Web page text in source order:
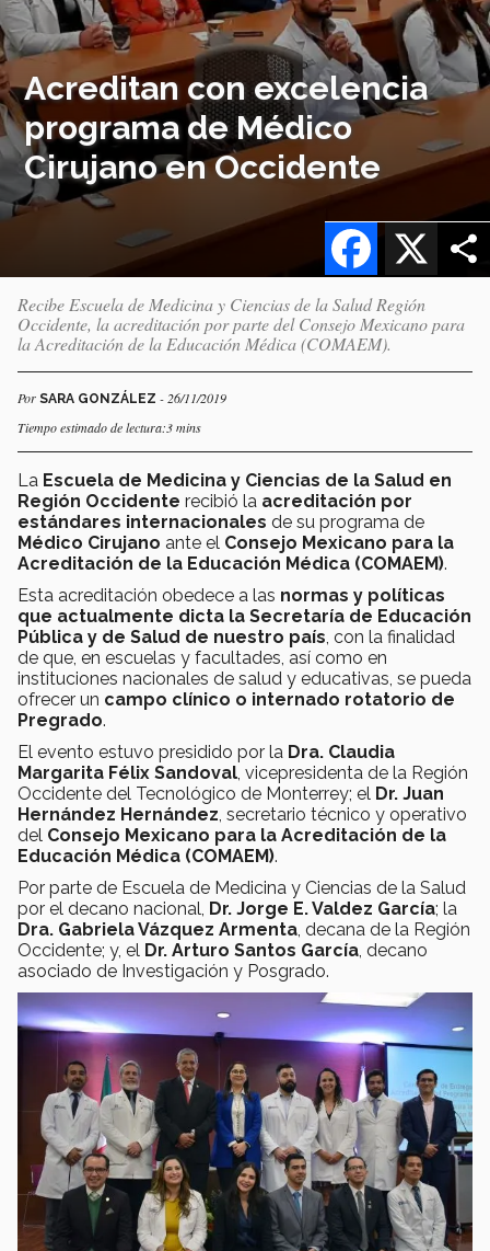
Acreditan con excelencia
programa de Médico
Cirujano en Occidente
X
Facebook
Recibe Escuela de Medicina y Ciencias de la Salud Región
Occidente, la acreditación por parte del Consejo Mexicano para
la Acreditación de la Educación Médica (COMAEM).
Por SARA GONZÁLEZ - 26/11/2019
Tiempo estimado de lectura:3 mins
La Escuela de Medicina y Ciencias de la Salud en
Región Occidente recibió la acreditación por
estándares internacionales de su programa de
Médico Cirujano ante el Consejo Mexicano para la
Acreditación de la Educación Médica (COMAEM).
Esta acreditación obedece a las normas y políticas
que actualmente dicta la Secretaría de Educación
Pública y de Salud de nuestro país , con la finalidad
de que, en escuelas y facultades, así como en
instituciones nacionales de salud y educativas, se pueda
ofrecer un campo clínico o internado rotatorio de
Pregrado.
El evento estuvo presidido por la Dra. Claudia
Margarita Félix Sandoval , vicepresidenta de la Región
Occidente del Tecnológico de Monterrey; el Dr. Juan
Hernández Hernández , secretario técnico y operativo
del Consejo Mexicano para la Acreditación de la
Educación Médica (COMAEM).
Por parte de Escuela de Medicina y Ciencias de la Salud
por el decano nacional, Dr. Jorge E. Valdez García; la
Dra. Gabriela Vázquez Armenta , decana de la Región
Occidente; y, el Dr. Arturo Santos García , decano
asociado de Investigación y Posgrado.